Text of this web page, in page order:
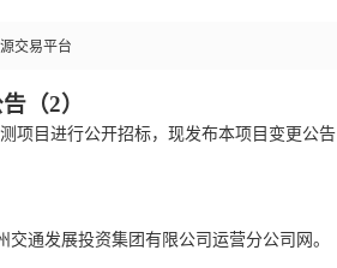
交易平台
（2）
项目进行公开招标，现发布本项目 变更公告
通发展投资集团有限公司运营分公司网 。